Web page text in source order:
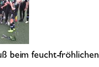
beim feucht-fröhlichen